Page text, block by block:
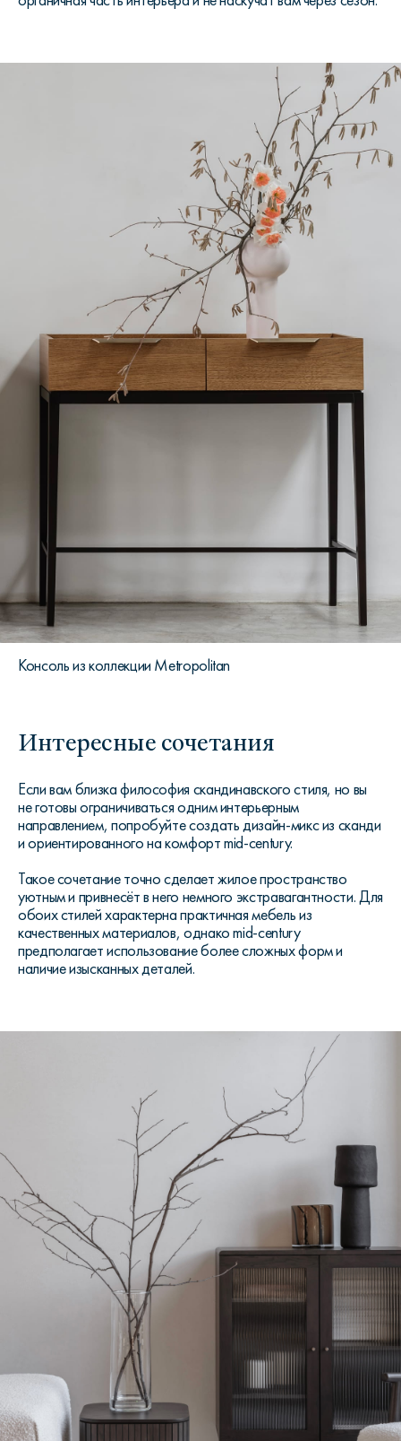
Консоль из коллекции Metropolitan
Интересные сочетания
Если вам близка философия скандинавского стиля, но вы
не готовы ограничиваться одним интерьерным
направлением, попробуйте создать дизайн-микс из сканди
и ориентированного на комфорт mid-century.
Такое сочетание точно сделает жилое пространство
уютным и привнесёт в него немного экстравагантности. Для
обоих стилей характерна практичная мебель из
качественных материалов, однако mid-century
предполагает использование более сложных форм и
наличие изысканных деталей.